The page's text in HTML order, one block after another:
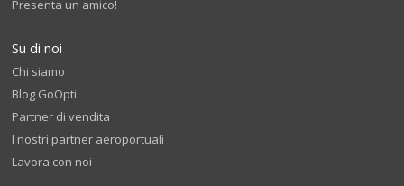
Presenta un amico!
Su di noi
Chi siamo
Blog GoOpti
Partner di vendita
I nostri partner aeroportuali
Lavora con noi